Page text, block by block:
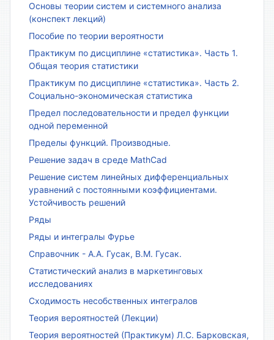
Основы теории систем и системного анализа
(конспект лекций)
Пособие по теории вероятности
Практикум по дисциплине «статистика». Часть 1.
Общая теория статистики
Практикум по дисциплине «статистика». Часть 2.
Социально-экономическая статистика
Предел последовательности и предел функции
одной переменной
Пределы функций. Производные.
Решение задач в среде MathCad
Решение систем линейных дифференциальных
уравнений с постоянными коэффициентами.
Устойчивость решений
Ряды
Ряды и интегралы Фурье
Справочник - А.А. Гусак, В.М. Гусак.
Статистический анализ в маркетинговых
исследованиях
Сходимость несобственных интегралов
Теория вероятностей (Лекции)
Теория вероятностей (Практикум) Л.С. Барковская,